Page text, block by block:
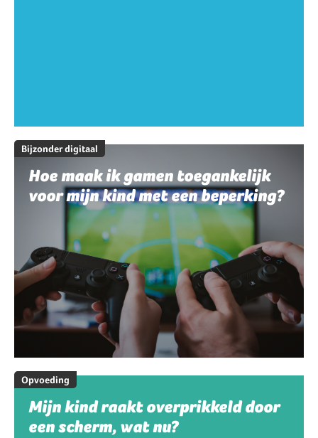
Bijzonder digitaal
Hoe maak ik gamen toegankelijk
voor mijn kind met een beperking?
Opvoeding
Mijn kind raakt overprikkeld door
een scherm, wat nu?